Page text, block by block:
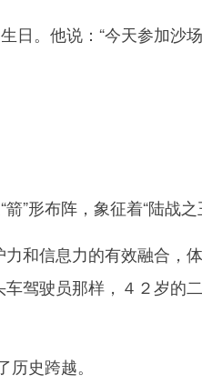
。他说：“今天参加沙
形布阵，象征着“陆战之
和信息力的有效融合，
驾驶员那样，４２岁的
史跨越。